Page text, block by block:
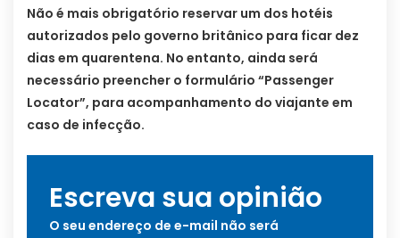
Não é mais obrigatório reservar um dos hotéis
autorizados pelo governo britânico para ficar dez
dias em quarentena. No entanto, ainda será
necessário preencher o formulário “Passenger
Locator”, para acompanhamento do viajante em
caso de infecção.
Escreva sua opinião
O seu endereço de e-mail não será